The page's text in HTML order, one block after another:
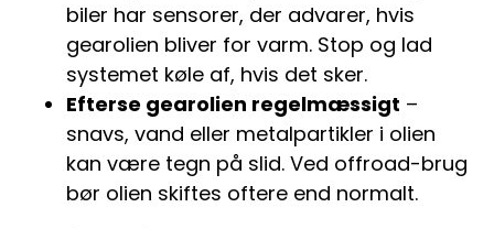
biler har sensorer, der advarer, hvis
gearolien bliver for varm. Stop og lad
systemet køle af, hvis det sker.
Efterse gearolien regelmæssigt –
snavs, vand eller metalpartikler i olien
kan være tegn på slid. Ved offroad-brug
bør olien skiftes oftere end normalt.